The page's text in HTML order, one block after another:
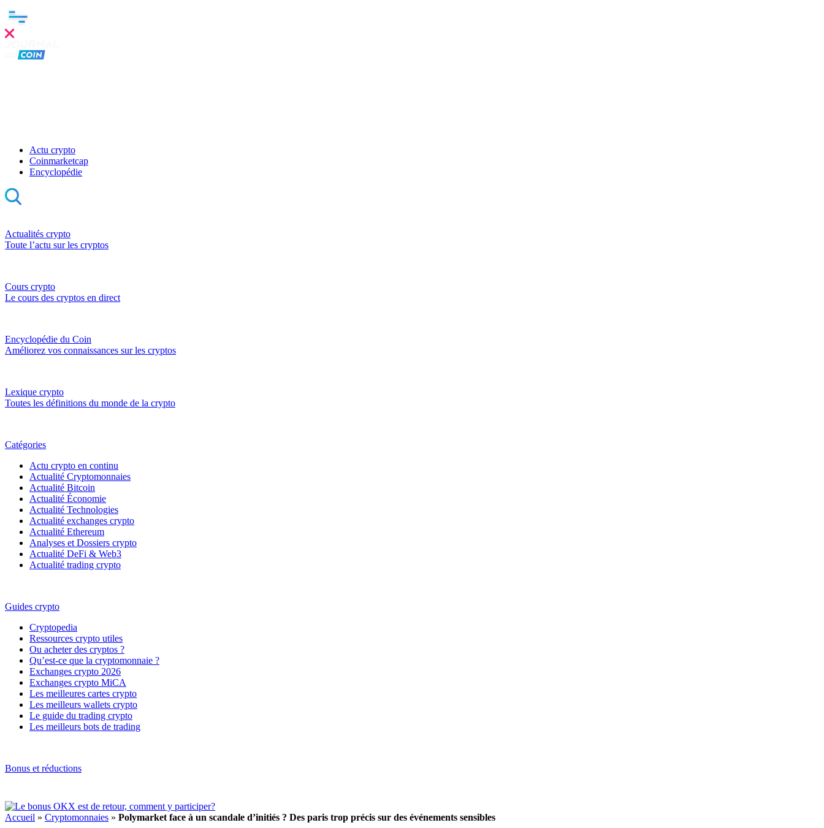
Actu crypto
Coinmarketcap
Encyclopédie
Actualités crypto
Toute l’actu sur les cryptos
Cours crypto
Le cours des cryptos en direct
Encyclopédie du Coin
Améliorez vos connaissances sur les cryptos
Lexique crypto
Toutes les définitions du monde de la crypto
Catégories
Actu crypto en continu
Actualité Cryptomonnaies
Actualité Bitcoin
Actualité Économie
Actualité Technologies
Actualité exchanges crypto
Actualité Ethereum
Analyses et Dossiers crypto
Actualité DeFi & Web3
Actualité trading crypto
Guides crypto
Cryptopedia
Ressources crypto utiles
Ou acheter des cryptos ?
Qu’est-ce que la cryptomonnaie ?
Exchanges crypto 2026
Exchanges crypto MiCA
Les meilleures cartes crypto
Les meilleurs wallets crypto
Le guide du trading crypto
Les meilleurs bots de trading
Bonus et réductions
Accueil » Cryptomonnaies » Polymarket face à un scandale d’initiés ? Des paris trop précis sur des événements sensibles